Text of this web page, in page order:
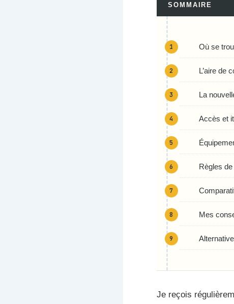
SOMMAIRE
Où se
L’aire de
La
Accès et
Règles
Mes
Je reçois